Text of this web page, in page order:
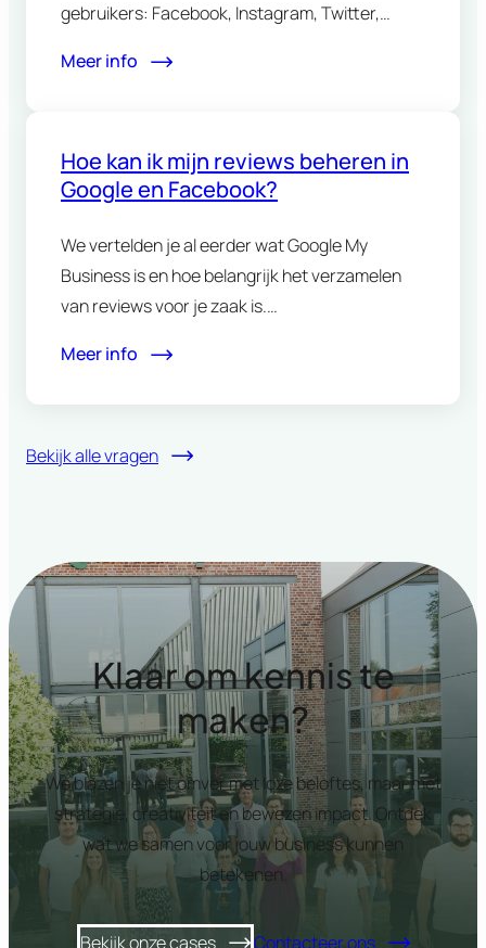
gebruikers: Facebook, Instagram, Twitter,
Meer info
Hoe kan ik mijn reviews beheren in
Google en Facebook?
We vertelden je al eerder wat Google My
Business is en hoe belangrijk het verzamelen
van reviews voor je zaak is.…
Meer info
Bekijk alle vragen
Klaar om kennis te
maken?
We blazen je niet omver met loze beloftes, maar met
strategie, creativiteit en bewezen impact. Ontdek
wat we samen voor jouw business kunnen
betekenen.
Bekijk onze cases Contacteer ons